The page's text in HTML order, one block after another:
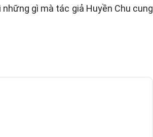
gì mà tác giả Huyền Chu cung